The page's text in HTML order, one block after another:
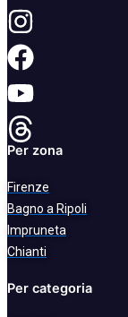
Per zona
Firenze
Bagno a Ripoli
Impruneta
Chianti
Per categoria